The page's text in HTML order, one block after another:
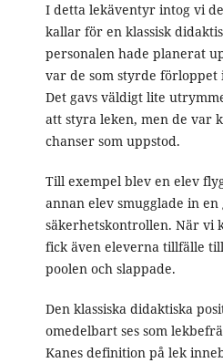
I detta lekäventyr intog vi
kallar för en klassisk
personalen hade planerat
var de som styrde förloppet
Det gavs väldigt lite
att styra leken, men de var
chanser som uppstod.
Till exempel blev en elev
annan elev smugglade in
säkerhetskontrollen. När vi
fick även eleverna tillfälle
poolen och slappade.
Den klassiska didaktiska
omedelbart ses som
Kanes definition på lek